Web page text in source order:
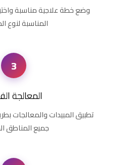
وضع خطة علاجية مناسبة
المناسبة لنوع
3
المعالجة
تطبيق المبيدات والمعالجات
جميع المناطق